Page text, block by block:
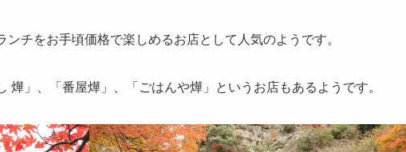
ンチをお手頃価格で楽しめるお店として人気のようです。
燁」、「番屋燁」、「ごはんや燁」というお店もあるようです。